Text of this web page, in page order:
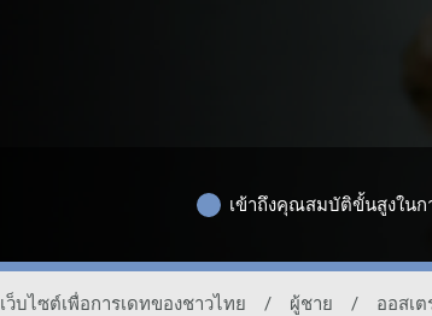
เข้าถึงคุณสมบัติขั้นสูงในก
เว็บไซต์เพื่อการเดทของชาวไทย / ผู้ชาย / ออสเต